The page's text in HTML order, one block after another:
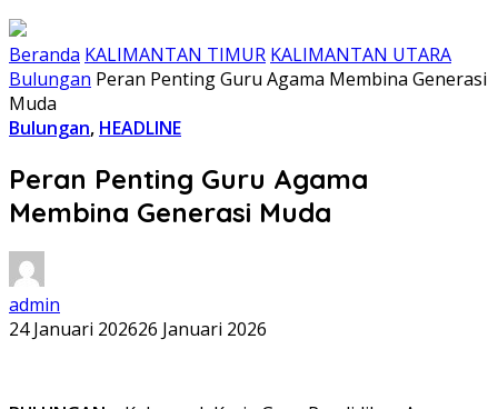
Beranda KALIMANTAN TIMUR KALIMANTAN UTARA
Bulungan Peran Penting Guru Agama Membina Generasi
Muda
Bulungan, HEADLINE
Peran Penting Guru Agama
Membina Generasi Muda
admin
24 Januari 202626 Januari 2026